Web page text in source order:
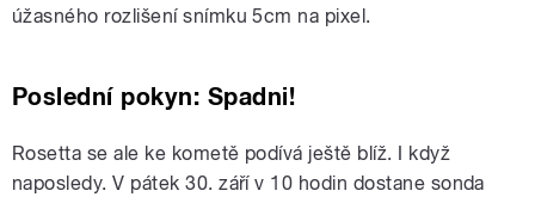
úžasného rozlišení snímku 5cm na pixel.
Poslední pokyn: Spadni!
Rosetta se ale ke kometě podívá ještě blíž. I když
naposledy. V pátek 30. září v 10 hodin dostane sonda